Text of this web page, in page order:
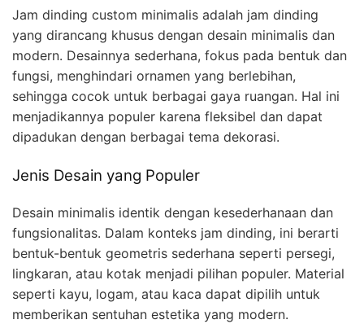
Jam dinding custom minimalis adalah jam dinding
yang dirancang khusus dengan desain minimalis dan
modern. Desainnya sederhana, fokus pada bentuk dan
fungsi, menghindari ornamen yang berlebihan,
sehingga cocok untuk berbagai gaya ruangan. Hal ini
menjadikannya populer karena fleksibel dan dapat
dipadukan dengan berbagai tema dekorasi.
Jenis Desain yang Populer
Desain minimalis identik dengan kesederhanaan dan
fungsionalitas. Dalam konteks jam dinding, ini berarti
bentuk-bentuk geometris sederhana seperti persegi,
lingkaran, atau kotak menjadi pilihan populer. Material
seperti kayu, logam, atau kaca dapat dipilih untuk
memberikan sentuhan estetika yang modern.